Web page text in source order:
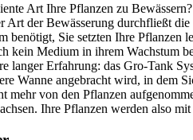
Art Ihre Pflanzen zu
der Bewässerung durchfließt
benötigt, Sie setzten Ihre
kein Medium in ihrem Wachstum
langer Erfahrung: das Gro-Tank
Wanne angebracht wird, in dem
mehr von den Pflanzen
Ihre Pflanzen werden also